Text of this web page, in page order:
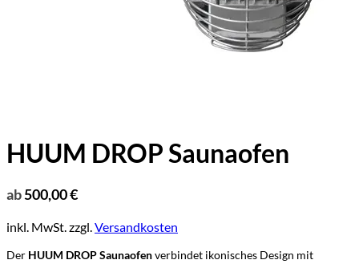
HUUM DROP Saunaofen
ab500,00€
inkl. MwSt.zzgl.Versandkosten
Der HUUM DROP Saunaofenverbindet ikonisches Design mit